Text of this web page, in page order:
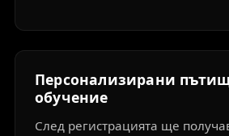
Персонализирани
обучение
След регистрацията ще